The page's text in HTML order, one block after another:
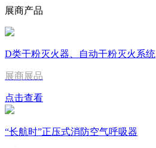
展商产品
D类干粉灭火器、自动干粉灭火系统
展商展品
点击查看
“长航时”正压式消防空气呼吸器